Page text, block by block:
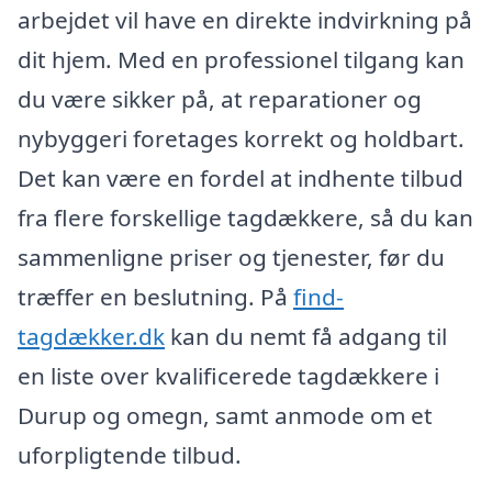
arbejdet vil have en direkte indvirkning på
dit hjem. Med en professionel tilgang kan
du være sikker på, at reparationer og
nybyggeri foretages korrekt og holdbart.
Det kan være en fordel at indhente tilbud
fra flere forskellige tagdækkere, så du kan
sammenligne priser og tjenester, før du
træffer en beslutning. På find-
tagdækker.dk kan du nemt få adgang til
en liste over kvalificerede tagdækkere i
Durup og omegn, samt anmode om et
uforpligtende tilbud.